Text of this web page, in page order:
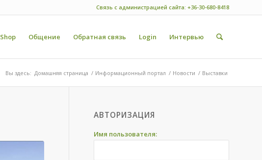
Связь с администрацией сайта: +36-30-680-8418
Shop Общение Обратная связь Login Интервью
Вы здесь: Домашняя страница / Информационный портал / Новости / Выставки
АВТОРИЗАЦИЯ
Имя пользователя: